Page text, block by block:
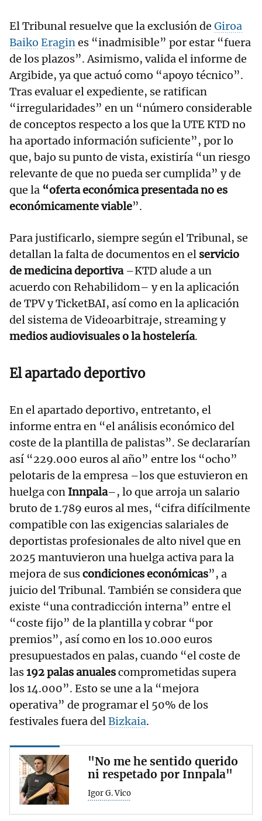
El Tribunal resuelve que la exclusión de Giroa
Baiko Eragines “inadmisible” por estar “fuera
de los plazos”. Asimismo, valida el informe de
Argibide, ya que actuó como “apoyo técnico”.
Tras evaluar el expediente, se ratifican
“irregularidades” en un “número considerable
de conceptos respecto a los que la UTE KTD no
ha aportado información suficiente”, por lo
que, bajo su punto de vista, existiría “un riesgo
relevante de que no pueda ser cumplida” y de
que la “oferta económica presentada no es
económicamente viable”.
Para justificarlo, siempre según el Tribunal, se
detallan la falta de documentos en el servicio
de medicina deportiva –KTD alude a un
acuerdo con Rehabilidom– y en la aplicación
de TPV y TicketBAI, así como en la aplicación
del sistema de Videoarbitraje, streaming y
medios audiovisuales o la hostelería.
El apartado deportivo
En el apartado deportivo, entretanto, el
informe entra en “el análisis económico del
coste de la plantilla de palistas”. Se declararían
así “229.000 euros al año” entre los “ocho”
pelotaris de la empresa –los que estuvieron en
huelga con Innpala–, lo que arroja un salario
bruto de 1.789 euros al mes, “cifra difícilmente
compatible con las exigencias salariales de
deportistas profesionales de alto nivel que en
2025 mantuvieron una huelga activa para la
mejora de suscondiciones económicas”, a
juicio del Tribunal. También se considera que
existe “una contradicción interna” entre el
“coste fijo” de la plantilla y cobrar “por
premios”, así como en los 10.000 euros
presupuestados en palas, cuando “el coste de
las192 palas anualescomprometidas supera
los 14.000”. Esto se une a la “mejora
operativa” de programar el 50% de los
festivales fuera delBizkaia.
"No me he sentido querido
ni respetado por Innpala"
Igor G. Vico